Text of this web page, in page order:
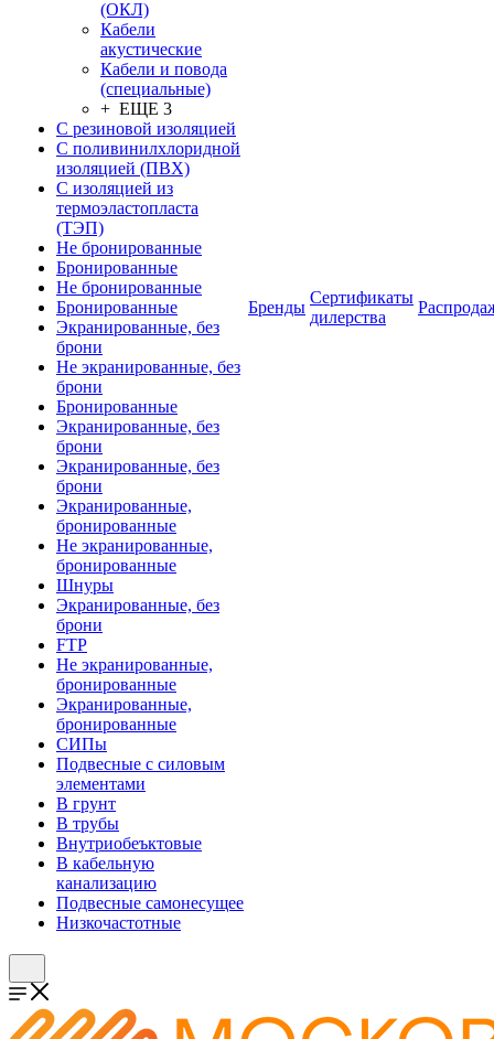
(ОКЛ)
Кабели
акустические
Кабели и повода
(специальные)
+ ЕЩЕ 3
С резиновой изоляцией
С поливинилхлоридной
изоляцией (ПВХ)
С изоляцией из
термоэластопласта
(ТЭП)
Не бронированные
Бронированные
Не бронированные
Бронированные
Экранированные, без
брони
Не экранированные, без
брони
Бронированные
Экранированные, без
брони
Экранированные, без
брони
Экранированные,
бронированные
Не экранированные,
бронированные
Шнуры
Экранированные, без
брони
FTP
Не экранированные,
бронированные
Экранированные,
бронированные
СИПы
Подвесные с силовым
элементами
В грунт
В трубы
Внутриобеъктовые
В кабельную
канализацию
Подвесные самонесущее
Низкочастотные
Бренды
Сертификаты
дилерства